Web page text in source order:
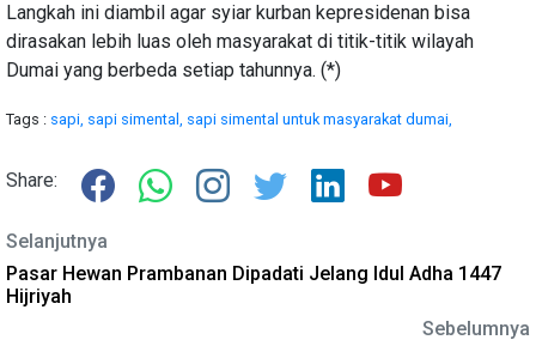
Langkah ini diambil agar syiar kurban kepresidenan bisa
dirasakan lebih luas oleh masyarakat di titik-titik wilayah
Dumai yang berbeda setiap tahunnya. (*)
Tags : sapi, sapi simental, sapi simental untuk masyarakat dumai,
Share:
Selanjutnya
Pasar Hewan Prambanan Dipadati Jelang Idul Adha 1447
Hijriyah
Sebelumnya